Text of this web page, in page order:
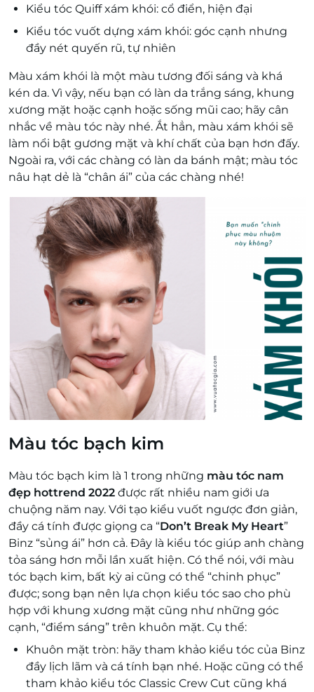
Kiểu tóc Quiff xám khói: cổ điển, hiện đại
Kiểu tóc vuốt dựng xám khói: góc cạnh nhưng
đầy nét quyến rũ, tự nhiên
Màu xám khói là một màu tương đối sáng và khá
kén da. Vì vậy, nếu bạn có làn da trắng sáng, khung
xương mặt hoặc cạnh hoặc sống mũi cao; hãy cân
nhắc về màu tóc này nhé. Ắt hẳn, màu xám khói sẽ
làm nổi bật gương mặt và khí chất của bạn hơn đấy.
Ngoài ra, với các chàng có làn da bánh mật; màu tóc
nâu hạt dẻ là “chân ái” của các chàng nhé!
Màu tóc bạch kim
Màu tóc bạch kim là 1 trong những màu tóc nam
đẹp hottrend 2022 được rất nhiều nam giới ưa
chuộng năm nay. Với tạo kiểu vuốt ngược đơn giản,
đầy cá tính được giọng ca “Don’t Break My Heart”
Binz “sủng ái” hơn cả. Đây là kiểu tóc giúp anh chàng
tỏa sáng hơn mỗi lần xuất hiện. Có thể nói, với màu
tóc bạch kim, bất kỳ ai cũng có thể “chinh phục”
được; song bạn nên lựa chọn kiểu tóc sao cho phù
hợp với khung xương mặt cũng như những góc
cạnh, “điểm sáng” trên khuôn mặt. Cụ thể:
Khuôn mặt tròn: hãy tham khảo kiểu tóc của Binz
đầy lịch lãm và cá tính bạn nhé. Hoặc cũng có thể
tham khảo kiểu tóc Classic Crew Cut cũng khá